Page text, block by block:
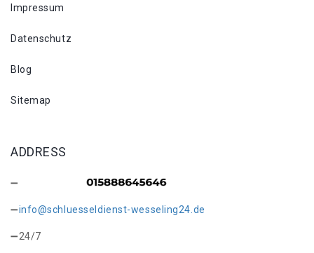
Impressum
Datenschutz
Blog
Sitemap
ADDRESS
info@schluesseldienst-wesseling24.de
24/7